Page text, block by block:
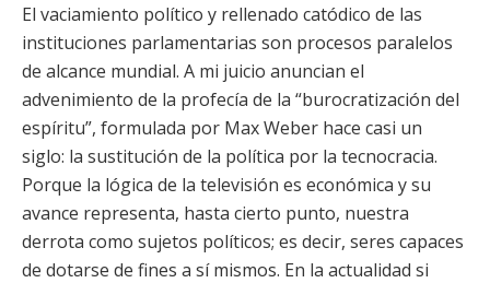
El vaciamiento político y rellenado catódico de las
instituciones parlamentarias son procesos paralelos
de alcance mundial. A mi juicio anuncian el
advenimiento de la profecía de la “burocratización del
espíritu”, formulada por Max Weber hace casi un
siglo: la sustitución de la política por la tecnocracia.
Porque la lógica de la televisión es económica y su
avance representa, hasta cierto punto, nuestra
derrota como sujetos políticos; es decir, seres capaces
de dotarse de fines a sí mismos. En la actualidad si